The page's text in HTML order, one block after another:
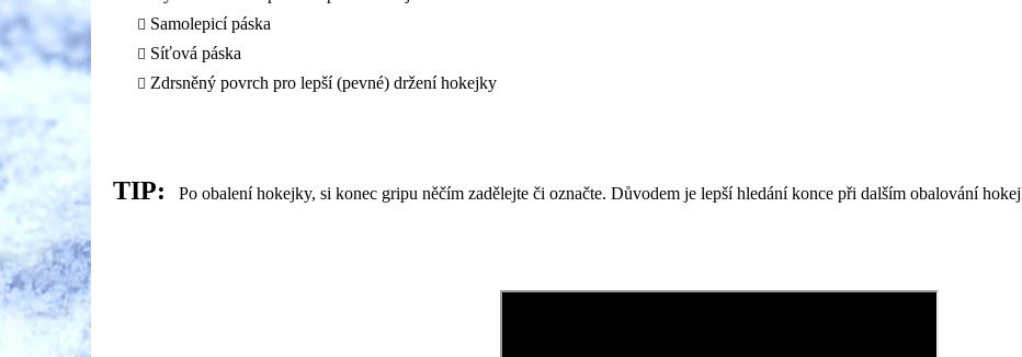
Samolepicí páska
Síťová páska
Zdrsněný povrch pro lepší (pevné) držení hokejky
TIP: Po obalení hokejky, si konec gripu něčím zadělejte či označte. Důvodem je lepší hledání konce při dalším obalování